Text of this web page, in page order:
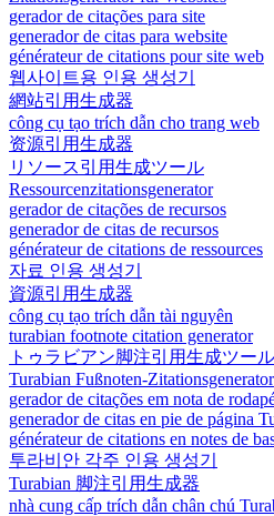
gerador de citações para site
generador de citas para website
générateur de citations pour site web
웹사이트용 인용 생성기
網站引用生成器
công cụ tạo trích dẫn cho trang web
资源引用生成器
リソース引用生成ツール
Ressourcenzitationsgenerator
gerador de citações de recursos
generador de citas de recursos
générateur de citations de ressources
자료 인용 생성기
資源引用生成器
công cụ tạo trích dẫn tài nguyên
turabian footnote citation generator
トゥラビアン脚注引用生成ツール
Turabian Fußnoten-Zitationsgenerator
gerador de citações em nota de
generador de citas en pie de página
générateur de citations en notes de
투라비안 각주 인용 생성기
Turabian 脚注引用生成器
nhà cung cấp trích dẫn chân chú